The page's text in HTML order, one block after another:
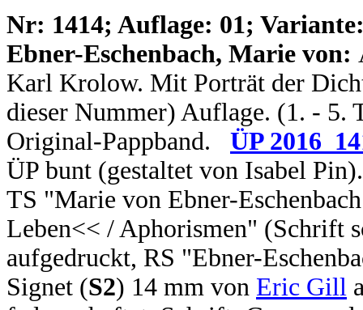
Nr: 1414; Auflage: 01;
Ebner-Eschenbach, Marie von:
Karl Krolow. Mit Porträt der
dieser Nummer) Auflage. (1. - 5.
Original-Pappband.
ÜP
ÜP bunt (gestaltet von Isabel Pin).
TS "Marie von Ebner-
Leben<< / Aphorismen" (Schrift
aufgedruckt, RS "Ebner-
Signet (S2) 14 mm von Eric Gill